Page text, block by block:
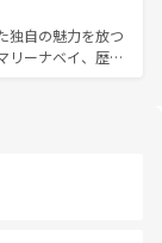
も異なる楽しみ
、仏教を中心とし
る旅人を魅了し続
ポットが密集し
魅力。息をのむよ
存分に楽しみ尽く
独自の魅力を放つ
リーナベイ、歴史
せないスポット